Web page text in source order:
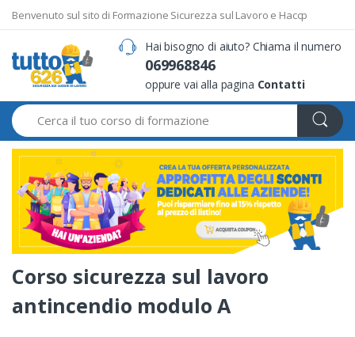
Benvenuto sul sito di Formazione Sicurezza sul Lavoro e Haccp
Hai bisogno di aiuto? Chiama il numero
069968846
oppure vai alla pagina Contatti
Search
Corso sicurezza sul lavoro
antincendio modulo A